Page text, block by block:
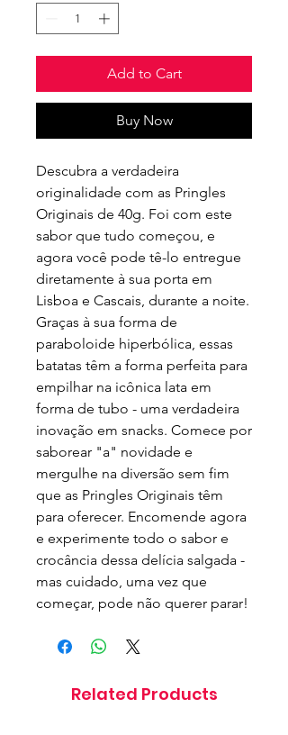
Add to Cart
Buy Now
Descubra a verdadeira
originalidade com as Pringles
Originais de 40g. Foi com este
sabor que tudo começou, e
agora você pode tê-lo entregue
diretamente à sua porta em
Lisboa e Cascais, durante a noite.
Graças à sua forma de
paraboloide hiperbólica, essas
batatas têm a forma perfeita para
empilhar na icônica lata em
forma de tubo - uma verdadeira
inovação em snacks. Comece por
saborear "a" novidade e
mergulhe na diversão sem fim
que as Pringles Originais têm
para oferecer. Encomende agora
e experimente todo o sabor e
crocância dessa delícia salgada -
mas cuidado, uma vez que
começar, pode não querer parar!
Related Products